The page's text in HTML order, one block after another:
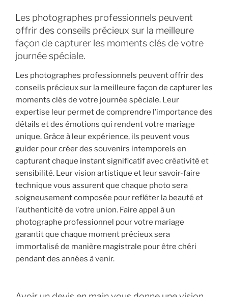
Les photographes professionnels peuvent
offrir des conseils précieux sur la meilleure
façon de capturer les moments clés de votre
journée spéciale.
Les photographes professionnels peuvent offrir des
conseils précieux sur la meilleure façon de capturer les
moments clés de votre journée spéciale. Leur
expertise leur permet de comprendre l’importance des
détails et des émotions qui rendent votre mariage
unique. Grâce à leur expérience, ils peuvent vous
guider pour créer des souvenirs intemporels en
capturant chaque instant significatif avec créativité et
sensibilité. Leur vision artistique et leur savoir-faire
technique vous assurent que chaque photo sera
soigneusement composée pour refléter la beauté et
l’authenticité de votre union. Faire appel à un
photographe professionnel pour votre mariage
garantit que chaque moment précieux sera
immortalisé de manière magistrale pour être chéri
pendant des années à venir.